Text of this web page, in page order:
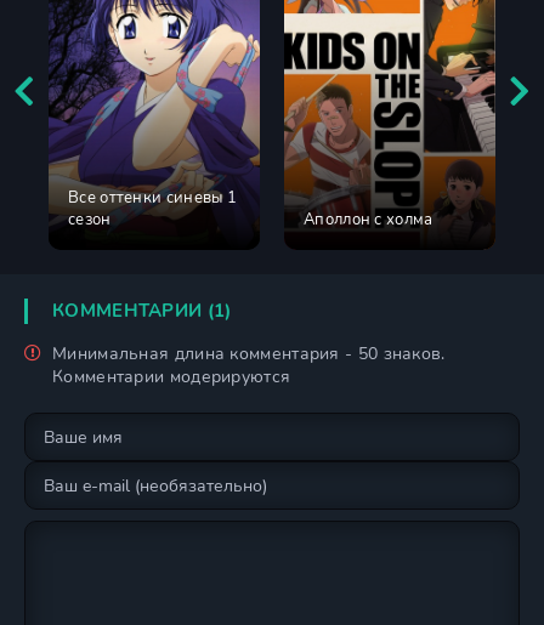
Все оттенки синевы 1
сезон
Аполлон с холма
КОММЕНТАРИИ (1)
Минимальная длина комментария - 50 знаков.
Комментарии модерируются